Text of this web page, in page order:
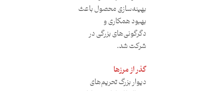
بهینه‌سازی محصول باعث
بهبود همکاری و
دگرگونی‌های بزرگی در
شرکت شد.
گذر از مرزها
دیوار بزرگ تحریم‌های